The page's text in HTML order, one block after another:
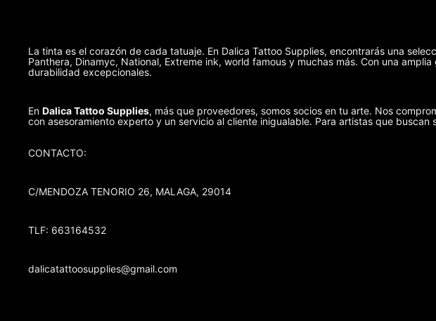
La tinta es el corazón de cada tatuaje. En Dalica Tattoo Supplies, encontrarás una
Panthera, Dinamyc, National, Extreme ink, world famous y muchas más. Con una
durabilidad excepcionales.
En Dalica Tattoo Supplies, más que proveedores, somos socios en tu arte. Nos
con asesoramiento experto y un servicio al cliente inigualable. Para artistas que
CONTACTO:
C/MENDOZA TENORIO 26, MALAGA, 29014
TLF: 663164532
dalicatattoosupplies@gmail.com